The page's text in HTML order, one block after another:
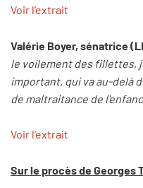
Voir l'extrait
Valérie Boyer, sénatrice
le voilement des fillettes,
important, qui va au-delà
de maltraitance de
Voir l'extrait
Sur le procès de Georges